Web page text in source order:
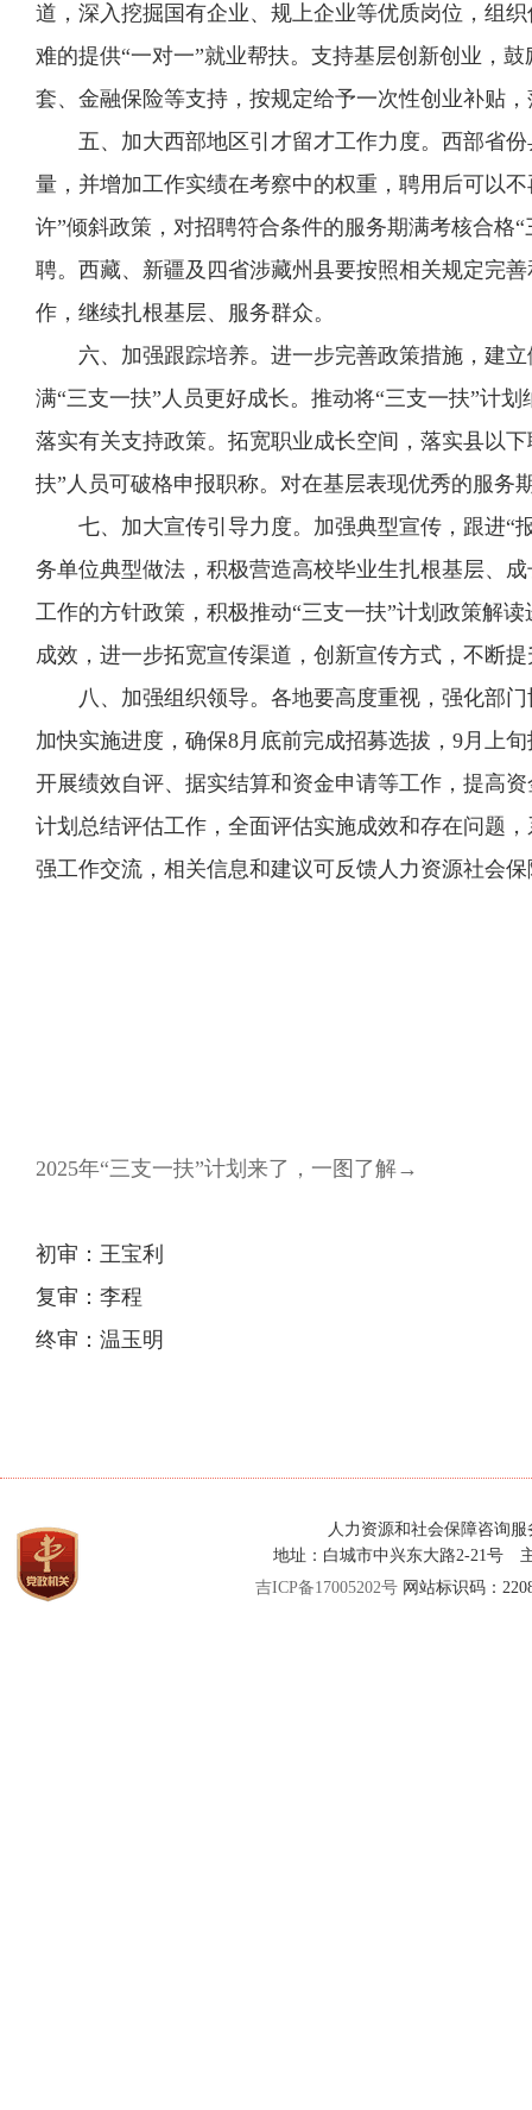
道，深入挖掘国有企业、规上企业等优质岗位，组
难的提供“一对一”就业帮扶。支持基层创新创业，
套、金融保险等支持，按规定给予一次性创业补贴
五、加大西部地区引才留才工作力度。西部省
量，并增加工作实绩在考察中的权重，聘用后可以
许”倾斜政策，对招聘符合条件的服务期满考核合格
聘。西藏、新疆及四省涉藏州县要按照相关规定完
作，继续扎根基层、服务群众。
六、加强跟踪培养。进一步完善政策措施，建
满“三支一扶”人员更好成长。推动将“三支一扶”计
落实有关支持政策。拓宽职业成长空间，落实县以
扶”人员可破格申报职称。对在基层表现优秀的服
七、加大宣传引导力度。加强典型宣传，跟进“
务单位典型做法，积极营造高校毕业生扎根基层、
工作的方针政策，积极推动“三支一扶”计划政策解
成效，进一步拓宽宣传渠道，创新宣传方式，不断
八、加强组织领导。各地要高度重视，强化部
加快实施进度，确保8月底前完成招募选拔，9月上
开展绩效自评、据实结算和资金申请等工作，提高
计划总结评估工作，全面评估实施成效和存在问题
强工作交流，相关信息和建议可反馈人力资源社会
2025年“三支一扶”计划来了，一图了解→
初审：王宝利
复审：李程
终审：温玉明
人力资源和社会保障咨询
地址：白城市中兴东大路2-21号
吉ICP备17005202号 网站标识码：